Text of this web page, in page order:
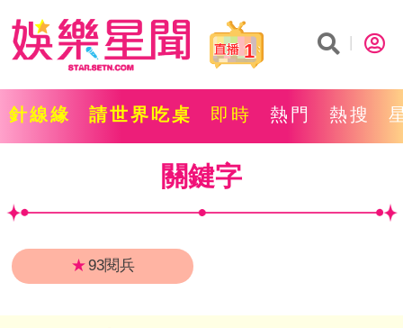
1
針線緣 請世界吃桌 即時 熱門 熱搜
關鍵字
★93閱兵